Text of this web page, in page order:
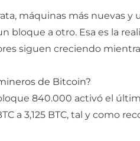
máquinas más nuevas y
bloque a otro. Esa es la
siguen creciendo
de Bitcoin?
840.000 activó el
a 3,125 BTC, tal y como